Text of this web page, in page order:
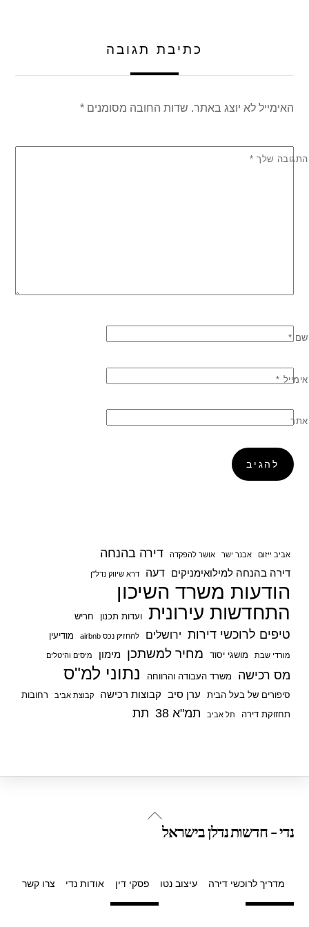
כתיבת תגובה
האימייל לא יוצג באתר. שדות החובה מסומנים*
התגובה שלך *
שם *
אימייל *
אתר
אביב ייזום אבנר ישר אושר להפקדה דירה בהנחה
דירה בהנחה למילואימניקים דעה דרא שיווק נדל"ן
הודעות משרד השיכון
התחדשות עירונית ועדות תכנון חריש
טיפים לרוכשי דירות ירושלים להחזיק נכס airbnb מודיעין
מורדי שבת מושגי יסוד מחיר למשתכן מימון מיסים והיטלים
מס רכישה משרד העבודה והרווחה נתוני למ"ס
סיפורים של בעל הבית ערן סיב קבוצות רכישה קבוצת אביב
רחובות
תחזוקת דירה
תל אביב תמ"א 38 תת
Back
נדי - חדשות נדלן בישראל
מדריך לרוכשי דירה עיצוב נטו פסקי דין אודות נדי צרו קשר